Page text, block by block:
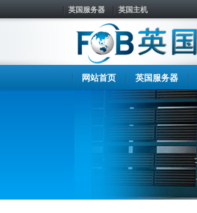
英国服务器 英国主机
网站首页 英国服务器